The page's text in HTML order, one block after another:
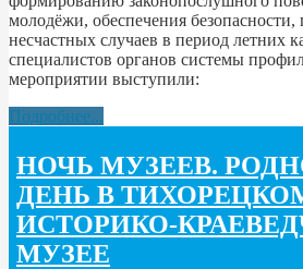
молодёжи, обеспечения
несчастных случаев в период летних
специалистов органов системы
мероприятии выступили:
Подробнее...
НОЧЬ МУЗЕЕВ.
ДЕНЬ В
ИСТОРИКО-
МУЗЕЕ